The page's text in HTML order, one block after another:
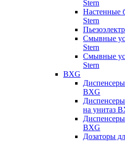
Stern
Настенные
Stern
Смывные
Stern
Смывные
Stern
BXG
BXG
на унитаз
BXG
Дозаторы